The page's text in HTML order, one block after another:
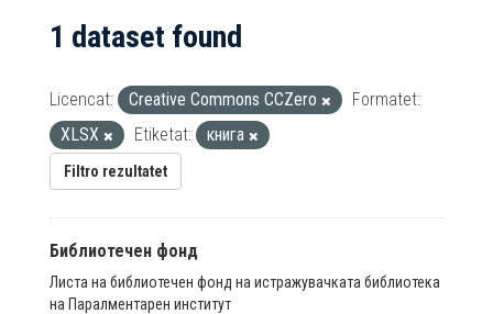
1 dataset found
Licencat: Creative Commons CCZero
Formatet:
XLSX
Etiketat: книга
Filtro rezultatet
Библиотечен фонд
Листа на библиотечен фонд на истражувачката библиотека
на Паралментарен институт